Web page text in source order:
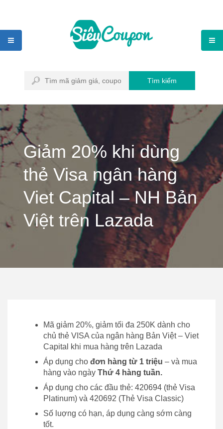
Tìm kiếm
Giảm 20% khi dùng
thẻ Visa ngân hàng
Viet Capital – NH Bản
Việt trên Lazada
Mã giảm 20%, giảm tối đa 250K dành cho
chủ thẻ VISA của ngân hàng Bản Việt – Viet
Capital khi mua hàng trên Lazada
Áp dụng cho đơn hàng từ 1 triệu – và mua
hàng vào ngày Thứ 4 hàng tuần.
Áp dụng cho các đầu thẻ: 420694 (thẻ Visa
Platinum) và 420692 (Thẻ Visa Classic)
Số luợng có hạn, áp dụng càng sớm càng
tốt.